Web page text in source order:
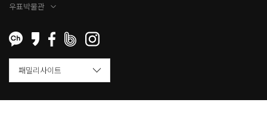
우표박물관